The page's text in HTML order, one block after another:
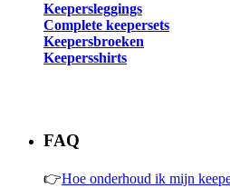
Keepersleggings
Complete keepersets
Keepersbroeken
Keepersshirts
FAQ
👉Hoe onderhoud ik mijn